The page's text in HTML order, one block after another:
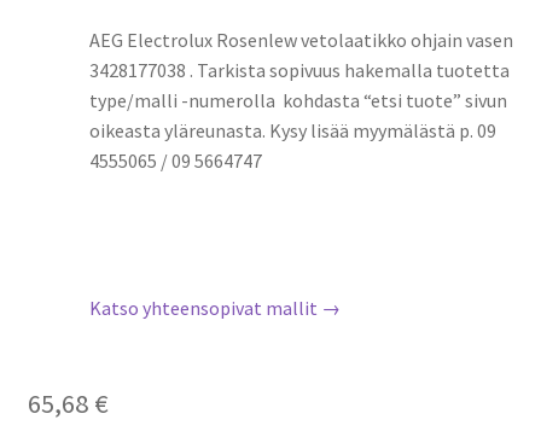
AEG Electrolux Rosenlew vetolaatikko ohjain vasen
3428177038 . Tarkista sopivuus hakemalla tuotetta
type/malli -numerolla kohdasta “etsi tuote” sivun
oikeasta yläreunasta. Kysy lisää myymälästä p. 09
4555065 / 09 5664747
Katso yhteensopivat mallit →
65,68 €